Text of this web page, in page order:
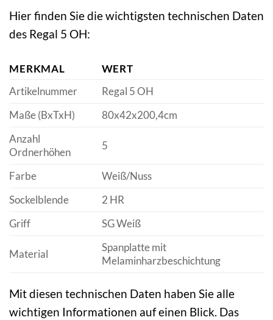
Hier finden Sie die wichtigsten technischen Daten
des Regal 5 OH:
MERKMAL
WERT
Artikelnummer
Regal 5 OH
Maße (BxTxH)
80x42x200,4cm
Anzahl
Ordnerhöhen
5
Farbe
Weiß/Nuss
Sockelblende
2 HR
Griff
SG Weiß
Material
Spanplatte mit
Melaminharzbeschichtung
Mit diesen technischen Daten haben Sie alle
wichtigen Informationen auf einen Blick. Das